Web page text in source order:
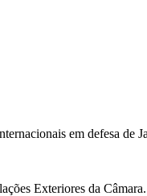
em defesa de
Exteriores da Câmara.